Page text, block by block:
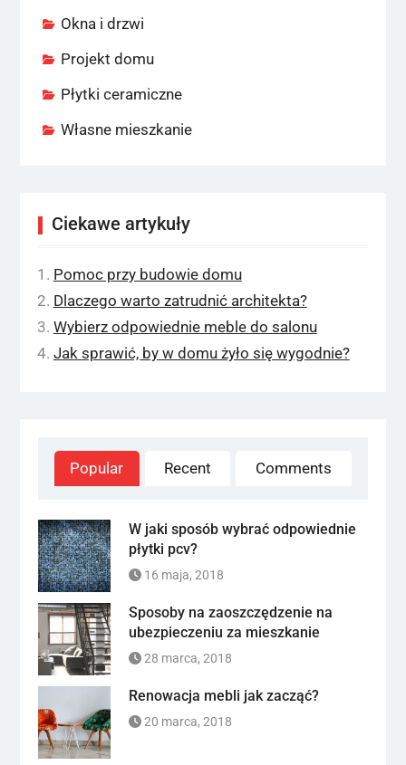
Okna i drzwi
Projekt domu
Płytki ceramiczne
Własne mieszkanie
Ciekawe artykuły
Pomoc przy budowie domu
Dlaczego warto zatrudnić architekta?
Wybierz odpowiednie meble do salonu
Jak sprawić, by w domu żyło się wygodnie?
Popular Recent Comments
W jaki sposób wybrać odpowiednie
płytki pcv?
16 maja, 2018
Sposoby na zaoszczędzenie na
ubezpieczeniu za mieszkanie
28 marca, 2018
Renowacja mebli jak zacząć?
20 marca, 2018